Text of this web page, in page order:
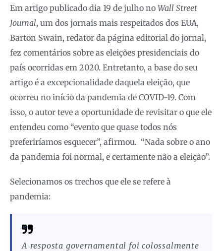
Em artigo publicado dia 19 de julho no Wall Street
Journal, um dos jornais mais respeitados dos EUA,
Barton Swain, redator da página editorial do jornal,
fez comentários sobre as eleições presidenciais do
país ocorridas em 2020. Entretanto, a base do seu
artigo é a excepcionalidade daquela eleição, que
ocorreu no início da pandemia de COVID-19. Com
isso, o autor teve a oportunidade de revisitar o que ele
entendeu como “evento que quase todos nós
preferiríamos esquecer”, afirmou. “Nada sobre o ano
da pandemia foi normal, e certamente não a eleição”.
Selecionamos os trechos que ele se refere à
pandemia:
A resposta governamental foi colossalmente